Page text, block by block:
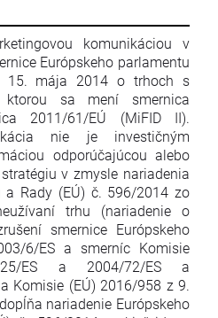
komunikáciou v
Európskeho parlamentu
15. mája 2014 o trhoch s
ktorou sa mení smernica
2011/61/EÚ (MiFID II).
nie je investičným
odporúčajúcou alebo
v zmysle nariadenia
a Rady (EÚ) č. 596/2014 zo
trhu (nariadenie o
smernice Európskeho
6/ES a smerníc Komisie
ES a 2004/72/ES a
Komisie (EÚ) 2016/958 z 9.
nariadenie Európskeho